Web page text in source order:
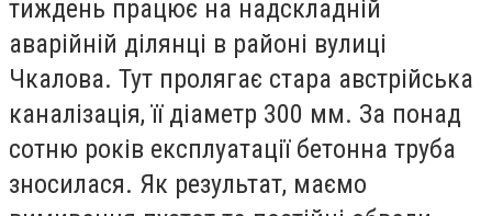
тиждень працює на надскладній
аварійній ділянці в районі вулиці
Чкалова. Тут пролягає стара австрійська
каналізація, її діаметр 300 мм. За понад
сотню років експлуатації бетонна труба
зносилася. Як результат, маємо